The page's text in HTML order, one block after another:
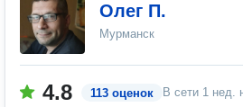
Олег П.
Мурманск
4.8 113 оценок В сети 1 нед.